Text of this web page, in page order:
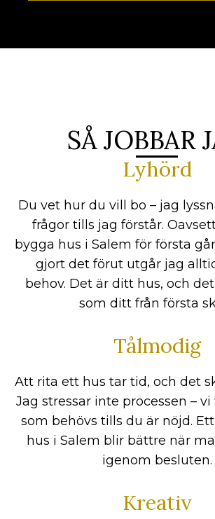
SÅ JOBBAR
Lyhörd
Du vet hur du vill bo – jag
frågor tills jag förstår.
bygga hus i Salem för första
gjort det förut utgår jag
behov. Det är ditt hus, och
som ditt från första
Tålmodig
Att rita ett hus tar tid, och det
Jag stressar inte processen –
som behövs tills du är nöjd.
hus i Salem blir bättre när
igenom besluten.
Kreativ